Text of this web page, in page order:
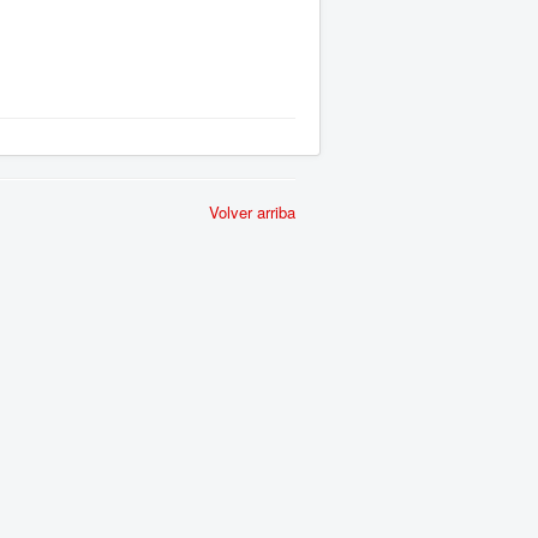
Volver arriba